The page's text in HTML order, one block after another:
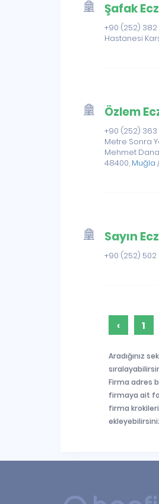
Şafak
+90 (252) 382
Hastanesi
Özlem
+90 (252) 363
Metre Sonra
Mehmet
48400, Muğla
Sayın
+90 (252) 502
‹ 1
Aradığınız
Firma adres
firmaya ait
firma